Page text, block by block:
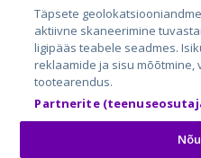
City24.ee
GetaPro.lv
GetaPro.ee
Skelbiu.lt
Autoplius.lt
Aruodas.lt
Täpsete
aktiivne skaneerimine
ligipääs teabele seadmes.
reklaamide ja sisu
tootearendus.
Partnerite